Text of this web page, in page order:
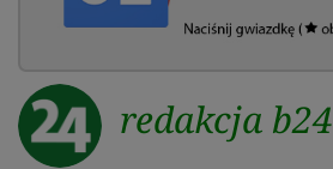
redakcja b24